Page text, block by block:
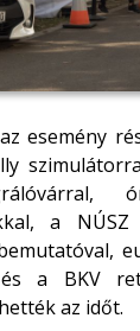
esemény
a NÚSZ
a BKV
az időt.